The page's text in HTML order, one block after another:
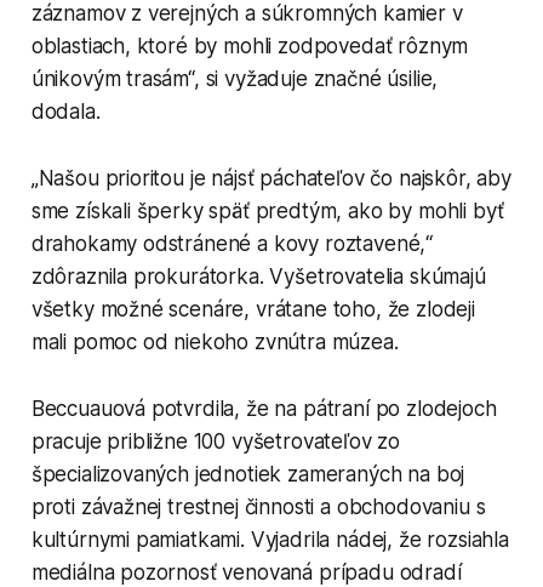
záznamov z verejných a súkromných kamier v
oblastiach, ktoré by mohli zodpovedať rôznym
únikovým trasám“, si vyžaduje značné úsilie,
dodala.
„Našou prioritou je nájsť páchateľov čo najskôr, aby
sme získali šperky späť predtým, ako by mohli byť
drahokamy odstránené a kovy roztavené,“
zdôraznila prokurátorka. Vyšetrovatelia skúmajú
všetky možné scenáre, vrátane toho, že zlodeji
mali pomoc od niekoho zvnútra múzea.
Beccuauová potvrdila, že na pátraní po zlodejoch
pracuje približne 100 vyšetrovateľov zo
špecializovaných jednotiek zameraných na boj
proti závažnej trestnej činnosti a obchodovaniu s
kultúrnymi pamiatkami. Vyjadrila nádej, že rozsiahla
mediálna pozornosť venovaná prípadu odradí